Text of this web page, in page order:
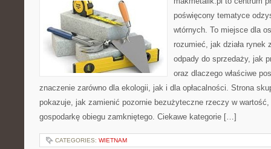
poświęcony tematyce
wtórnych. To miejsce dla
rozumieć, jak działa rynek
odpady do sprzedaży, jak
oraz dlaczego właściwe
znaczenie zarówno dla ekologii, jak i dla opłacalności. Strona
pokazuje, jak zamienić pozornie bezużyteczne rzeczy w
gospodarkę obiegu zamkniętego. Ciekawe kategorie […]
CATEGORIES: WIETNAM